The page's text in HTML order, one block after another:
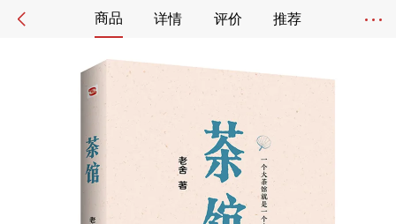
商品 详情 评价 推荐